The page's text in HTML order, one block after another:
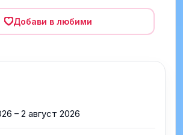
Добави в любими
– 2 август 2026